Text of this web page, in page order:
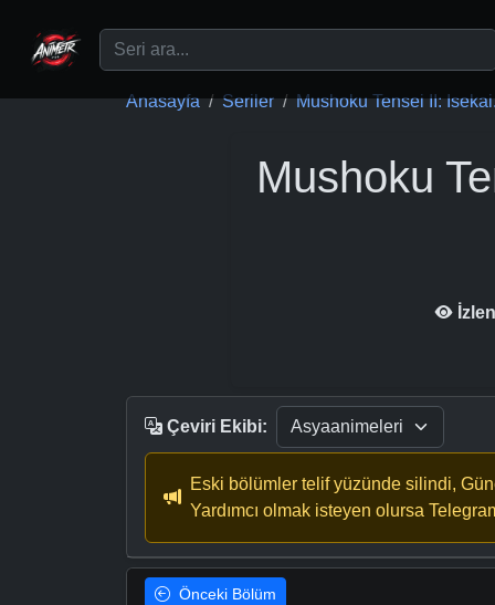
Anasayfa Seriler Mushoku Tensei II:
Mushoku
Çeviri Ekibi:
Eski bölümler telif yüzünde silindi,
Yardımcı olmak isteyen olursa
Önceki Bölüm